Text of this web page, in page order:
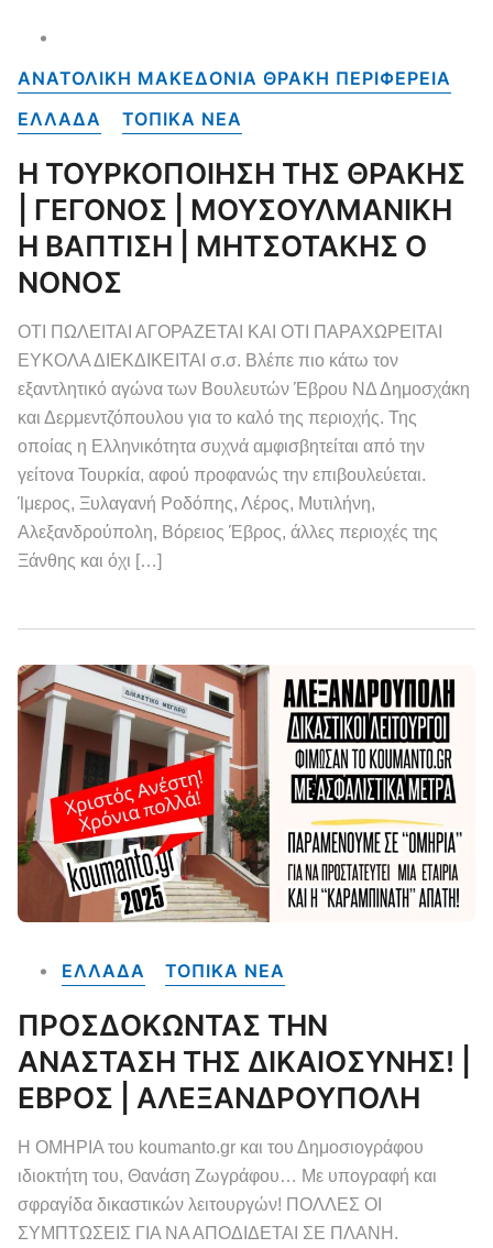
ΑΝΑΤΟΛΙΚΗ ΜΑΚΕΔΟΝΙΑ ΘΡΑΚΗ ΠΕΡΙΦΕΡΕΙΑ
ΕΛΛΑΔΑ
ΤΟΠΙΚΑ NEA
Η ΤΟΥΡΚΟΠΟΙΗΣΗ ΤΗΣ ΘΡΑΚΗΣ
| ΓΕΓΟΝΟΣ | ΜΟΥΣΟΥΛΜΑΝΙΚΗ
Η ΒΑΠΤΙΣΗ | ΜΗΤΣΟΤΑΚΗΣ Ο
ΝΟΝΟΣ
ΟΤΙ ΠΩΛΕΙΤΑΙ ΑΓΟΡΑΖΕΤΑΙ ΚΑΙ ΟΤΙ ΠΑΡΑΧΩΡΕΙΤΑΙ
ΕΥΚΟΛΑ ΔΙΕΚΔΙΚΕΙΤΑΙ σ.σ. Βλέπε πιο κάτω τον
εξαντλητικό αγώνα των Βουλευτών Έβρου ΝΔ Δημοσχάκη
και Δερμεντζόπουλου για το καλό της περιοχής. Της
οποίας η Ελληνικότητα συχνά αμφισβητείται από την
γείτονα Τουρκία, αφού προφανώς την επιβουλεύεται.
Ίμερος, Ξυλαγανή Ροδόπης, Λέρος, Μυτιλήνη,
Αλεξανδρούπολη, Βόρειος Έβρος, άλλες περιοχές της
Ξάνθης και όχι […]
ΕΛΛΑΔΑ ΤΟΠΙΚΑ NEA
ΠΡΟΣΔΟΚΩΝΤΑΣ ΤΗΝ
ΑΝΑΣΤΑΣΗ ΤΗΣ ΔΙΚΑΙΟΣΥΝΗΣ! |
ΕΒΡΟΣ | ΑΛΕΞΑΝΔΡΟΥΠΟΛΗ
Η ΟΜΗΡΙΑ του koumanto.gr και του Δημοσιογράφου
ιδιοκτήτη του, Θανάση Ζωγράφου… Με υπογραφή και
σφραγίδα δικαστικών λειτουργών! ΠΟΛΛΕΣ ΟΙ
ΣΥΜΠΤΩΣΕΙΣ ΓΙΑ ΝΑ ΑΠΟΔΙΔΕΤΑΙ ΣΕ ΠΛΑΝΗ.